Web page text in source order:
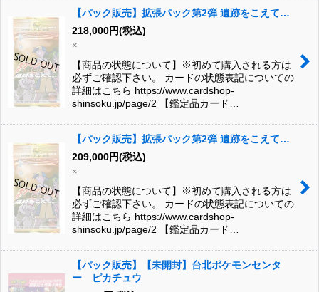
【パック販売】拡張パック第2弾 遺跡をこえて…
218,000円(税込)
×
【商品の状態について】※初めて購入される方は
必ずご確認下さい。 カードの状態表記についての
詳細はこちら https://www.cardshop-
shinsoku.jp/page/2 【鑑定品カード…
【パック販売】拡張パック第2弾 遺跡をこえて…
209,000円(税込)
×
【商品の状態について】※初めて購入される方は
必ずご確認下さい。 カードの状態表記についての
詳細はこちら https://www.cardshop-
shinsoku.jp/page/2 【鑑定品カード…
【パック販売】【未開封】台北ポケモンセンタ
ー ピカチュウ